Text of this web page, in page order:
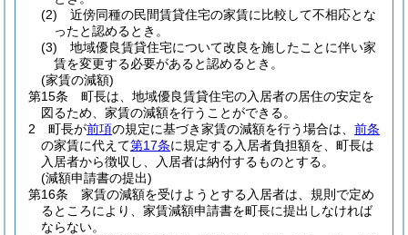
(2)
近傍同種の民間賃貸住宅の家賃に比較して不相応とな
ったと認めるとき。
(3)
地域優良賃貸住宅について改良を施したことに伴い家
賃を変更する必要があると認めるとき。
(家賃の減額)
第15条
町長は、地域優良賃貸住宅の入居者の居住の安定を
図るため、家賃の減額を行うことができる。
2
町長が前項の規定に基づき家賃の減額を行う場合は、 前条
の家賃に代えて第17条に規定する入居者負担額を、町長は
入居者から徴収し、入居者は納付するものとする。
(減額申請書の提出)
第16条
家賃の減額を受けようとする入居者は、規則で定め
るところにより、家賃減額申請書を町長に提出しなければ
ならない。